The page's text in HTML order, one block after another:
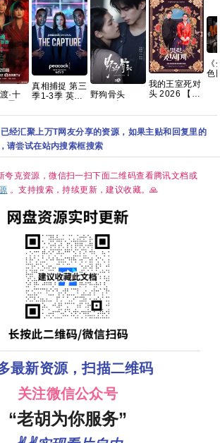
·十
疑惊
险 于
扬 肖
最新
真相捕捉 第三
季1-3季 英剧
[荷丽黛·格兰
杰 / 帕帕·厄希
度]
野狗骨头
国语中字
源分享
我的王室死对
头 2026 【首
爱情】 【林智
【韩剧中字】
色
【
已经汇聚上万T网友分享的资源，如果主贴和回复里的
请尝试在站内搜索框搜索
夸克资源，微信扫一扫下面二维码查看腾讯文档或
。支持搜索，持续更新，建议收藏。🙏
最新资源，扫描二维码
关注微信公众号
“老胡为你服务”